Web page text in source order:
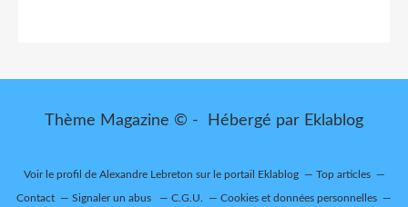
Thème Magazine © - Hébergé par Eklablog
Voir le profil de Alexandre Lebreton sur le portail Eklablog Top articles
Contact Signaler un abus C.G.U. Cookies et données personnelles